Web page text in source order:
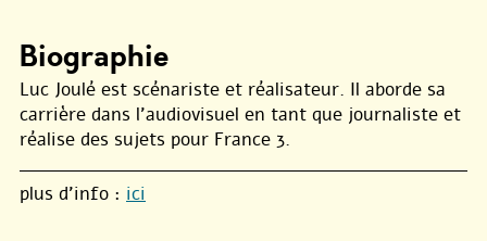
Biographie
Luc Joulé est scénariste et réalisateur. Il aborde sa
carrière dans l’audiovisuel en tant que journaliste et
réalise des sujets pour France 3.
plus d’info : ici